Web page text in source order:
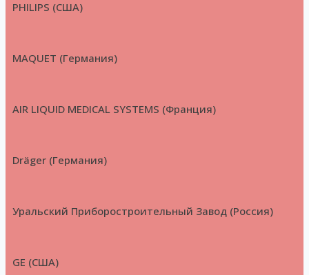
PHILIPS (США)
MAQUET (Германия)
AIR LIQUID MEDICAL SYSTEMS (Франция)
Dräger (Германия)
Уральский Приборостроительный Завод (Россия)
GE (США)